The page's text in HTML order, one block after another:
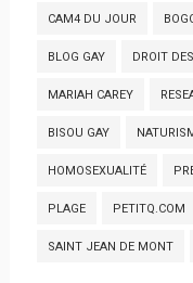
CAM4 DU JOUR
BLOG GAY DROIT
MARIAH CAREY
BISOU GAY
HOMOSEXUALITÉ
PLAGE PETITQ.COM
SAINT JEAN DE MONT